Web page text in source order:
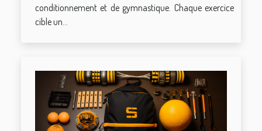
conditionnement et de gymnastique. Chaque exercice
cible un...